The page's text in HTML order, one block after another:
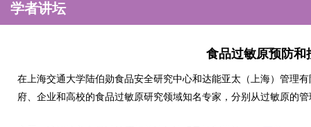
学者讲坛
食品过敏原预防和
在上海交通大学陆伯勋食品安全研究中心和达能亚太（上海）管理
府、企业和高校的食品过敏原研究领域知名专家，分别从过敏原的